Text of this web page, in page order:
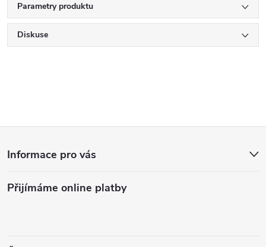
Parametry produktu
Diskuse
p
Informace pro vás
Přijímáme online platby